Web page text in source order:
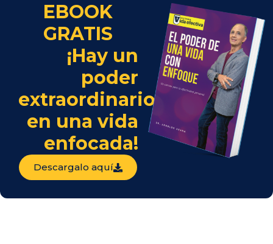
EBOOK
GRATIS
¡Hay un
poder
extraordinario
en una vida
enfocada!
Descargalo aquí